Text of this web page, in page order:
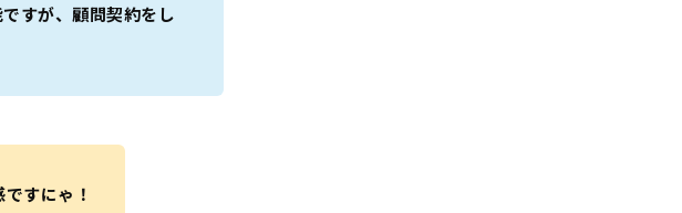
すが、顧問契約をし
すにゃ！